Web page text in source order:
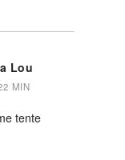
Lou
MIN
tente